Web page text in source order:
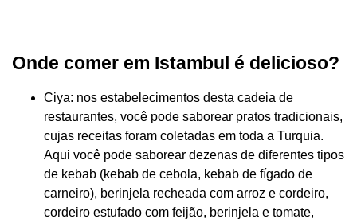
Onde comer em Istambul é delicioso?
Ciya: nos estabelecimentos desta cadeia de
restaurantes, você pode saborear pratos tradicionais,
cujas receitas foram coletadas em toda a Turquia.
Aqui você pode saborear dezenas de diferentes tipos
de kebab (kebab de cebola, kebab de fígado de
carneiro), berinjela recheada com arroz e cordeiro,
cordeiro estufado com feijão, berinjela e tomate,